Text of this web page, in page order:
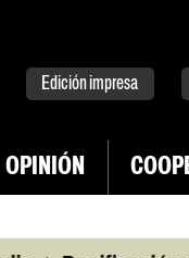
Edición impresa
OPINIÓN